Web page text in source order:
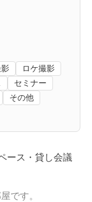
ロケ撮影
セミナー
その他
ース・貸し会議
です。